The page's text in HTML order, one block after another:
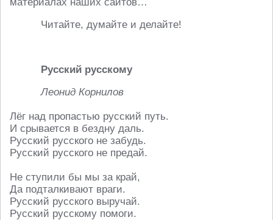
Читайте, думайте и делайте!
Русский русскому
Леонид Корнилов
Лёг над пропастью русский путь.
И срывается в бездну даль.
Русский русского не забудь.
Русский русского не предай.
Не ступили бы мы за край,
Да подталкивают враги.
Русский русского выручай.
Русский русскому помоги.